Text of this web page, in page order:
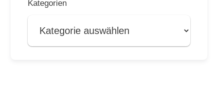
Kategorien